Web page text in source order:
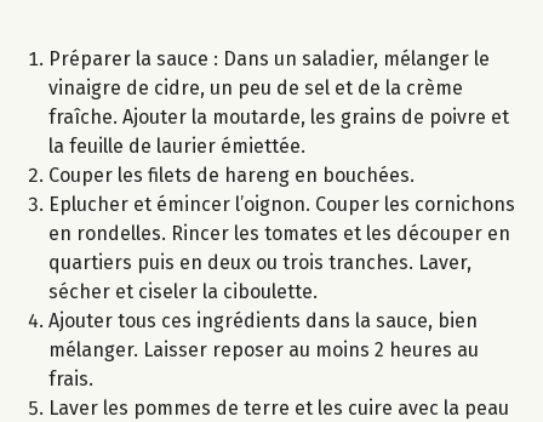
Préparer la sauce : Dans un saladier, mélanger le
vinaigre de cidre, un peu de sel et de la crème
fraîche. Ajouter la moutarde, les grains de poivre et
la feuille de laurier émiettée.
Couper les filets de hareng en bouchées.
Eplucher et émincer l’oignon. Couper les cornichons
en rondelles. Rincer les tomates et les découper en
quartiers puis en deux ou trois tranches. Laver,
sécher et ciseler la ciboulette.
Ajouter tous ces ingrédients dans la sauce, bien
mélanger. Laisser reposer au moins 2 heures au
frais.
Laver les pommes de terre et les cuire avec la peau